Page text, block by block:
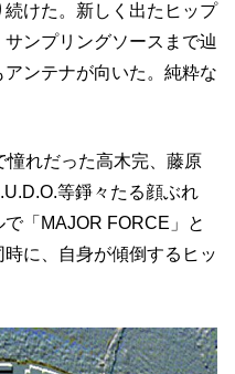
けた。新しく出たヒップ
ンプリングソースまで辿
ンテナが向いた。純粋な
憧れだった高木完、藤原
等錚々たる顔ぶれ
「MAJOR FORCE」と
に、自身が傾倒するヒッ